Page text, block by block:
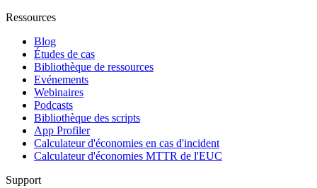
Ressources
Blog
Études de cas
Bibliothèque de ressources
Evénements
Webinaires
Podcasts
Bibliothèque des scripts
App Profiler
Calculateur d'économies en cas d'incident
Calculateur d'économies MTTR de l'EUC
Support